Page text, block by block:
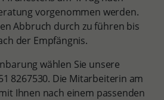
vorgenommen werden.
Abbruch durch zu führen bis
der Empfängnis.
wählen Sie unsere
8267530. Die Mitarbeiterin am
Ihnen nach einem passenden